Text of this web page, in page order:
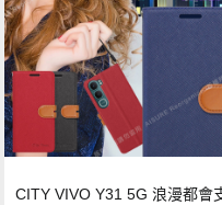
CITY VIVO Y31 5G 浪漫都會